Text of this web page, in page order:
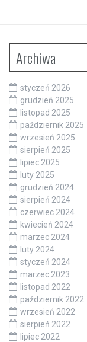
Archiwa
styczeń 2026
grudzień 2025
listopad 2025
październik 2025
wrzesień 2025
sierpień 2025
lipiec 2025
luty 2025
grudzień 2024
sierpień 2024
czerwiec 2024
kwiecień 2024
marzec 2024
luty 2024
styczeń 2024
marzec 2023
listopad 2022
październik 2022
wrzesień 2022
sierpień 2022
lipiec 2022